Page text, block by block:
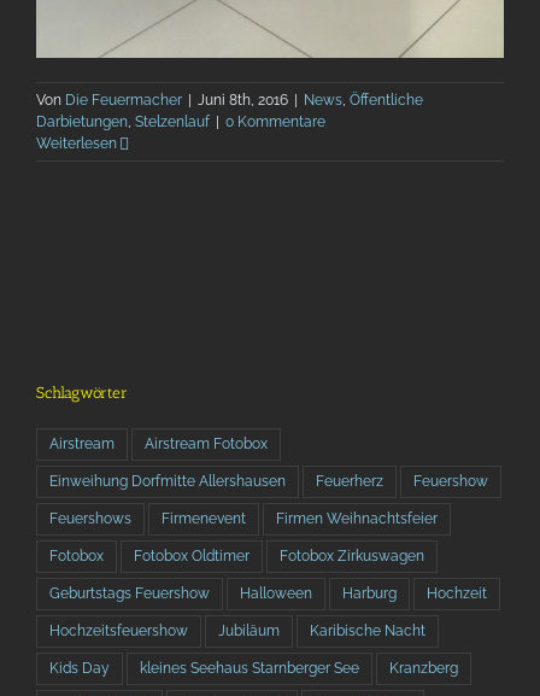
Von Die Feuermacher | Juni 8th, 2016 | News Öffentliche
Darbietungen Stelzenlauf | 0 Kommentare
Weiterlesen
Schlagwörter
Airstream Airstream Fotobox
Einweihung Dorfmitte Allershausen Feuerherz Feuershow
Feuershows Firmenevent Firmen Weihnachtsfeier
Fotobox Fotobox Oldtimer Fotobox Zirkuswagen
Geburtstags Feuershow Halloween Harburg Hochzeit
Hochzeitsfeuershow Jubiläum Karibische Nacht
Kids Day kleines Seehaus Starnberger See Kranzberg